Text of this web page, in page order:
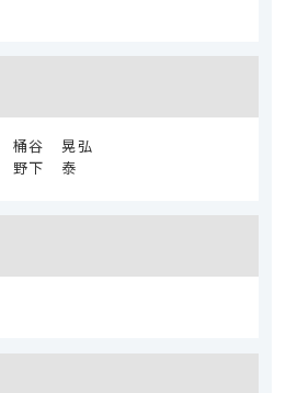
桶谷 晃弘
野下 泰